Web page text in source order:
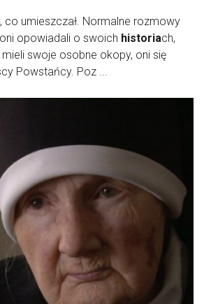
co umieszczał. Normalne rozmowy
opowiadali o swoich historiach,
mieli swoje osobne okopy, oni się
Powstańcy. Poz ...